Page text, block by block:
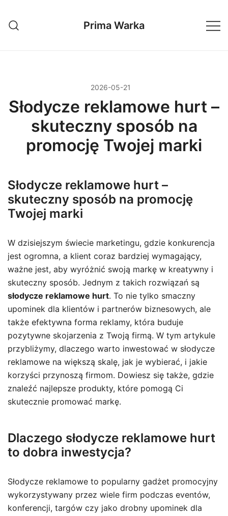
treści
Prima Warka
2026-05-21
Słodycze reklamowe hurt –
skuteczny sposób na
promocję Twojej marki
Słodycze reklamowe hurt –
skuteczny sposób na promocję
Twojej marki
W dzisiejszym świecie marketingu, gdzie konkurencja
jest ogromna, a klient coraz bardziej wymagający,
ważne jest, aby wyróżnić swoją markę w kreatywny i
skuteczny sposób. Jednym z takich rozwiązań są
słodycze reklamowe hurt. To nie tylko smaczny
upominek dla klientów i partnerów biznesowych, ale
także efektywna forma reklamy, która buduje
pozytywne skojarzenia z Twoją firmą. W tym artykule
przybliżymy, dlaczego warto inwestować w słodycze
reklamowe na większą skalę, jak je wybierać, i jakie
korzyści przynoszą firmom. Dowiesz się także, gdzie
znaleźć najlepsze produkty, które pomogą Ci
skutecznie promować markę.
Dlaczego słodycze reklamowe hurt
to dobra inwestycja?
Słodycze reklamowe to popularny gadżet promocyjny
wykorzystywany przez wiele firm podczas eventów,
konferencji, targów czy jako drobny upominek dla